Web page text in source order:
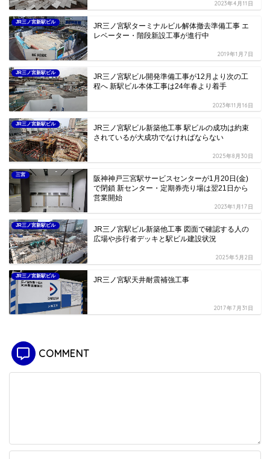
2023年4月11日
JR三ノ宮新駅ビル
JR三ノ宮駅ターミナルビル解体撤去準備工事 エ
レベーター・階段新設工事が進行中
2019年1月7日
JR三ノ宮新駅ビル
JR三ノ宮駅ビル開発準備工事が12月より次の工
程へ 新駅ビル本体工事は24年春より着手
2023年11月16日
JR三ノ宮新駅ビル
JR三ノ宮駅ビル新築他工事 駅ビルの成功は約束
されているが大成功でなければならない
2025年8月30日
三宮
阪神神戸三宮駅サービスセンターが1月20日(金)
で閉鎖 新センター・定期券売り場は翌21日から
営業開始
2023年1月17日
JR三ノ宮新駅ビル
JR三ノ宮駅ビル新築他工事 図面で確認する人の
広場や歩行者デッキと駅ビル建設状況
2025年5月2日
JR三ノ宮新駅ビル JR三ノ宮駅天井耐震補強工事
2017年7月31日
COMMENT